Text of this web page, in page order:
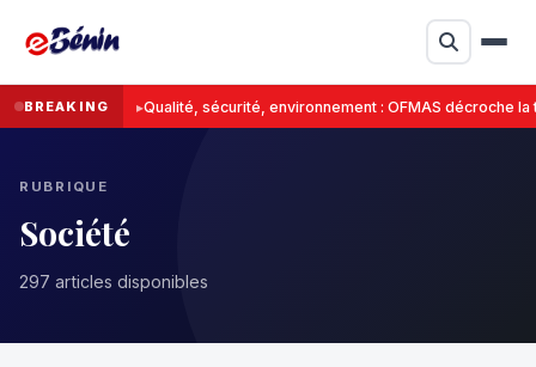
BREAKING Qualité, sécurité, environnement : OFMAS décroche la
RUBRIQUE
Société
297 articles disponibles